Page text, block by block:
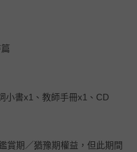
小書x1、教師手冊x1、CD
賞期／猶豫期權益，但此期間